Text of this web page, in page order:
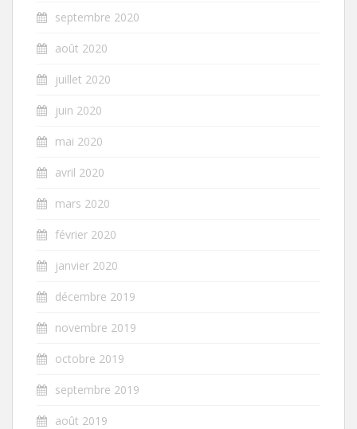
septembre 2020
août 2020
juillet 2020
juin 2020
mai 2020
avril 2020
mars 2020
février 2020
janvier 2020
décembre 2019
novembre 2019
octobre 2019
septembre 2019
août 2019